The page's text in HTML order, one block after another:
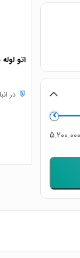
اتو
در